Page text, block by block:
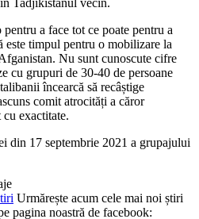
a face tot ce poate pentru a
este timpul pentru o mobilizare la
Nu sunt cunoscute cifre
cu grupuri de 30-40 de persoane
încearcă să recâștige
comit atrocități a căror
cu exactitate.
din 17 septembrie 2021 a grupajului
Urmărește acum cele mai noi știri
pagina noastră de facebook: